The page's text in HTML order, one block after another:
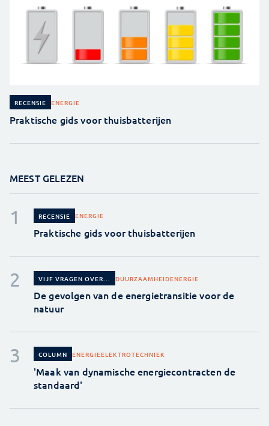
RECENSIE ENERGIE
Praktische gids voor thuisbatterijen
MEEST GELEZEN
RECENSIE ENERGIE
Praktische gids voor thuisbatterijen
VIJF VRAGEN OVER... DUURZAAMHEIDENERGIE
De gevolgen van de energietransitie voor de
natuur
COLUMN ENERGIEELEKTROTECHNIEK
'Maak van dynamische energiecontracten de
standaard'